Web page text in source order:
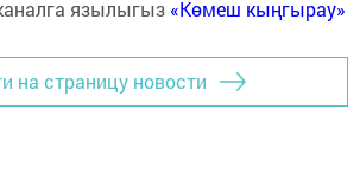
язылыгыз «Көмеш кыңгырау»
на страницу новости